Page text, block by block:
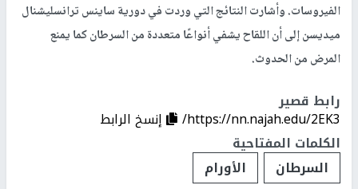
الفيروسات. وأشارت النتائج التي وردت في دورية ساينس ترانسليشنال
ميديسن إلى أن اللقاح يشفي أنواعًا متعددة من السرطان كما يمنع
المرض من الحدوث.
رابط قصير
https://nn.najah.edu/2EK3/
إنسخ الرابط
الكلمات المفتاحية
السرطان
الأورام